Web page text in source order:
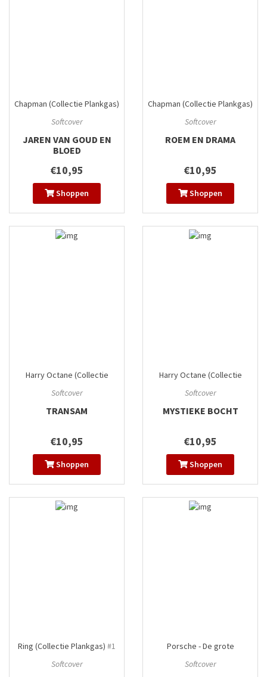
Chapman (Collectie Plankgas)
Softcover
JAREN VAN GOUD EN
BLOED
€10,95
Shoppen
Chapman (Collectie Plankgas)
Softcover
ROEM EN DRAMA
€10,95
Shoppen
Harry Octane (Collectie
Softcover
TRANSAM
€10,95
Shoppen
Harry Octane (Collectie
Softcover
MYSTIEKE BOCHT
€10,95
Shoppen
Ring (Collectie Plankgas) #1
Softcover
Porsche - De grote
Plankgas)#1
Softcover